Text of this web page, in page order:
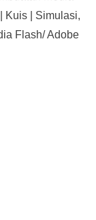
Kuis | Simulasi,
Flash/ Adobe